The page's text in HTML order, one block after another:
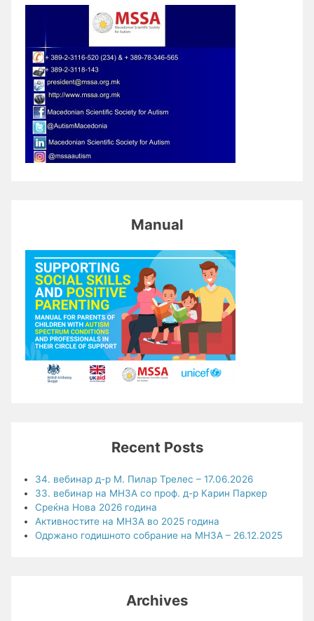
Manual
Recent Posts
34. вебинар д-р М. Пилар Трелес – 17.06.2026
33. вебинар на МНЗА со проф. д-р Карин Паркер
Среќна Нова 2026 година
Активностите на МНЗА во 2025 година
Одржано годишното собрание на МНЗА – 26.12.2025
Archives